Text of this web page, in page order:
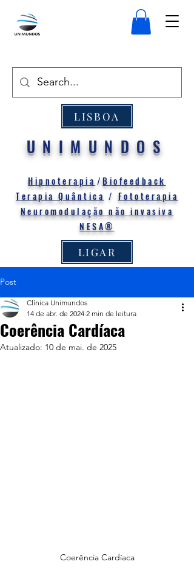
LISBOA
UNIMUNDOS
Hipnoterapia /Biofeedback
Terapia Quântica / Fototerapia
Neuromodulação não invasiva
NESA®
LIGAR
Post
Coerência Cardíaca
Clínica Unimundos
14 de abr. de 2024 2 min de leitura
Atualizado: 10 de mai. de 2025
Coerência Cardíaca